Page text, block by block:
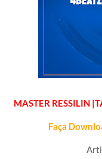
MASTER RESSILIN
Faça